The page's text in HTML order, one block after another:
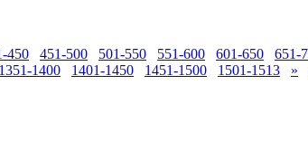
450 451-500 501-550 551-600 601-650 651-
1351-1400 1401-1450 1451-1500 1501-1513 »